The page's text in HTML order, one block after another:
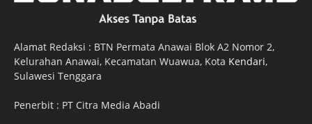
Alamat Redaksi : BTN Permata Anawai Blok A2 Nomor 2,
Kelurahan Anawai, Kecamatan Wuawua, Kota Kendari,
Sulawesi Tenggara
Penerbit : PT Citra Media Abadi